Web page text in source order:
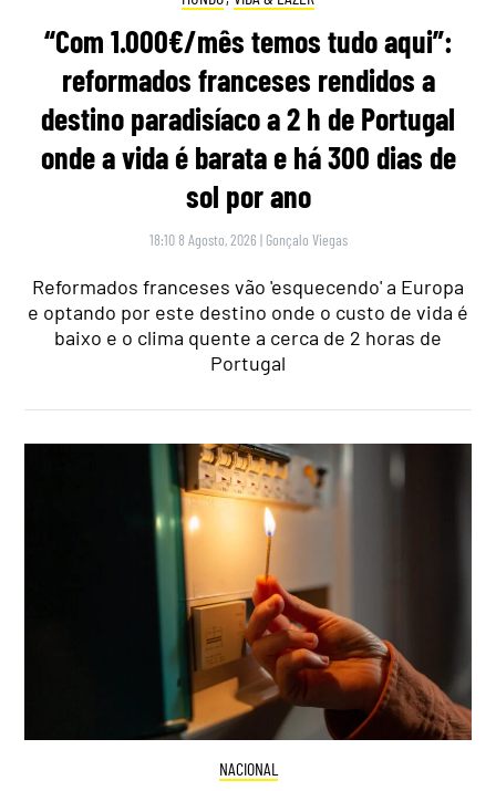
“Com 1.000€/mês temos tudo aqui”:
reformados franceses rendidos a
destino paradisíaco a 2 h de Portugal
onde a vida é barata e há 300 dias de
sol por ano
18:10 8 Agosto, 2026 | Gonçalo Viegas
Reformados franceses vão 'esquecendo' a Europa
e optando por este destino onde o custo de vida é
baixo e o clima quente a cerca de 2 horas de
Portugal
NACIONAL